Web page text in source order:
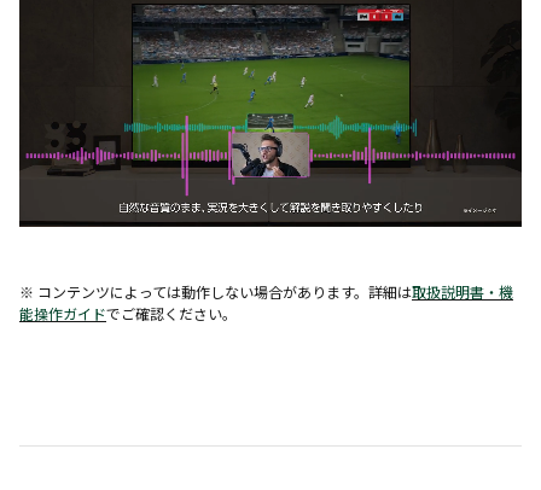
※ コンテンツによっては動作しない場合があります。詳細は取扱説明書・機
能操作ガイドでご確認ください。